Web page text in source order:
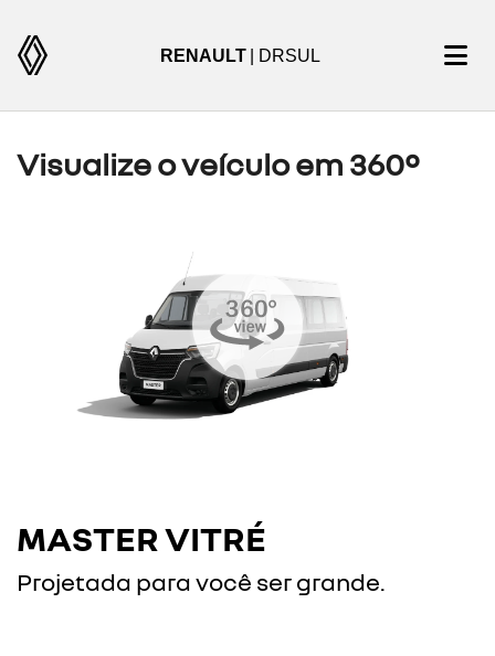
RENAULT | DRSUL
Visualize o veículo em 360°
MASTER VITRÉ
Projetada para você ser grande.